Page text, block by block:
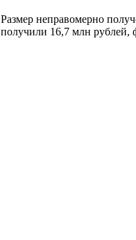
Размер неправомерно
получили 16,7 млн рублей,